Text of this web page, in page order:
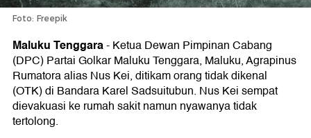
Foto: Freepik
Maluku Tenggara-Ketua Dewan Pimpinan Cabang
(DPC) Partai Golkar Maluku Tenggara, Maluku, Agrapinus
Rumatora alias Nus Kei, ditikam orang tidak dikenal
(OTK) di Bandara Karel Sadsuitubun. Nus Kei sempat
dievakuasi ke rumah sakit namun nyawanya tidak
tertolong.